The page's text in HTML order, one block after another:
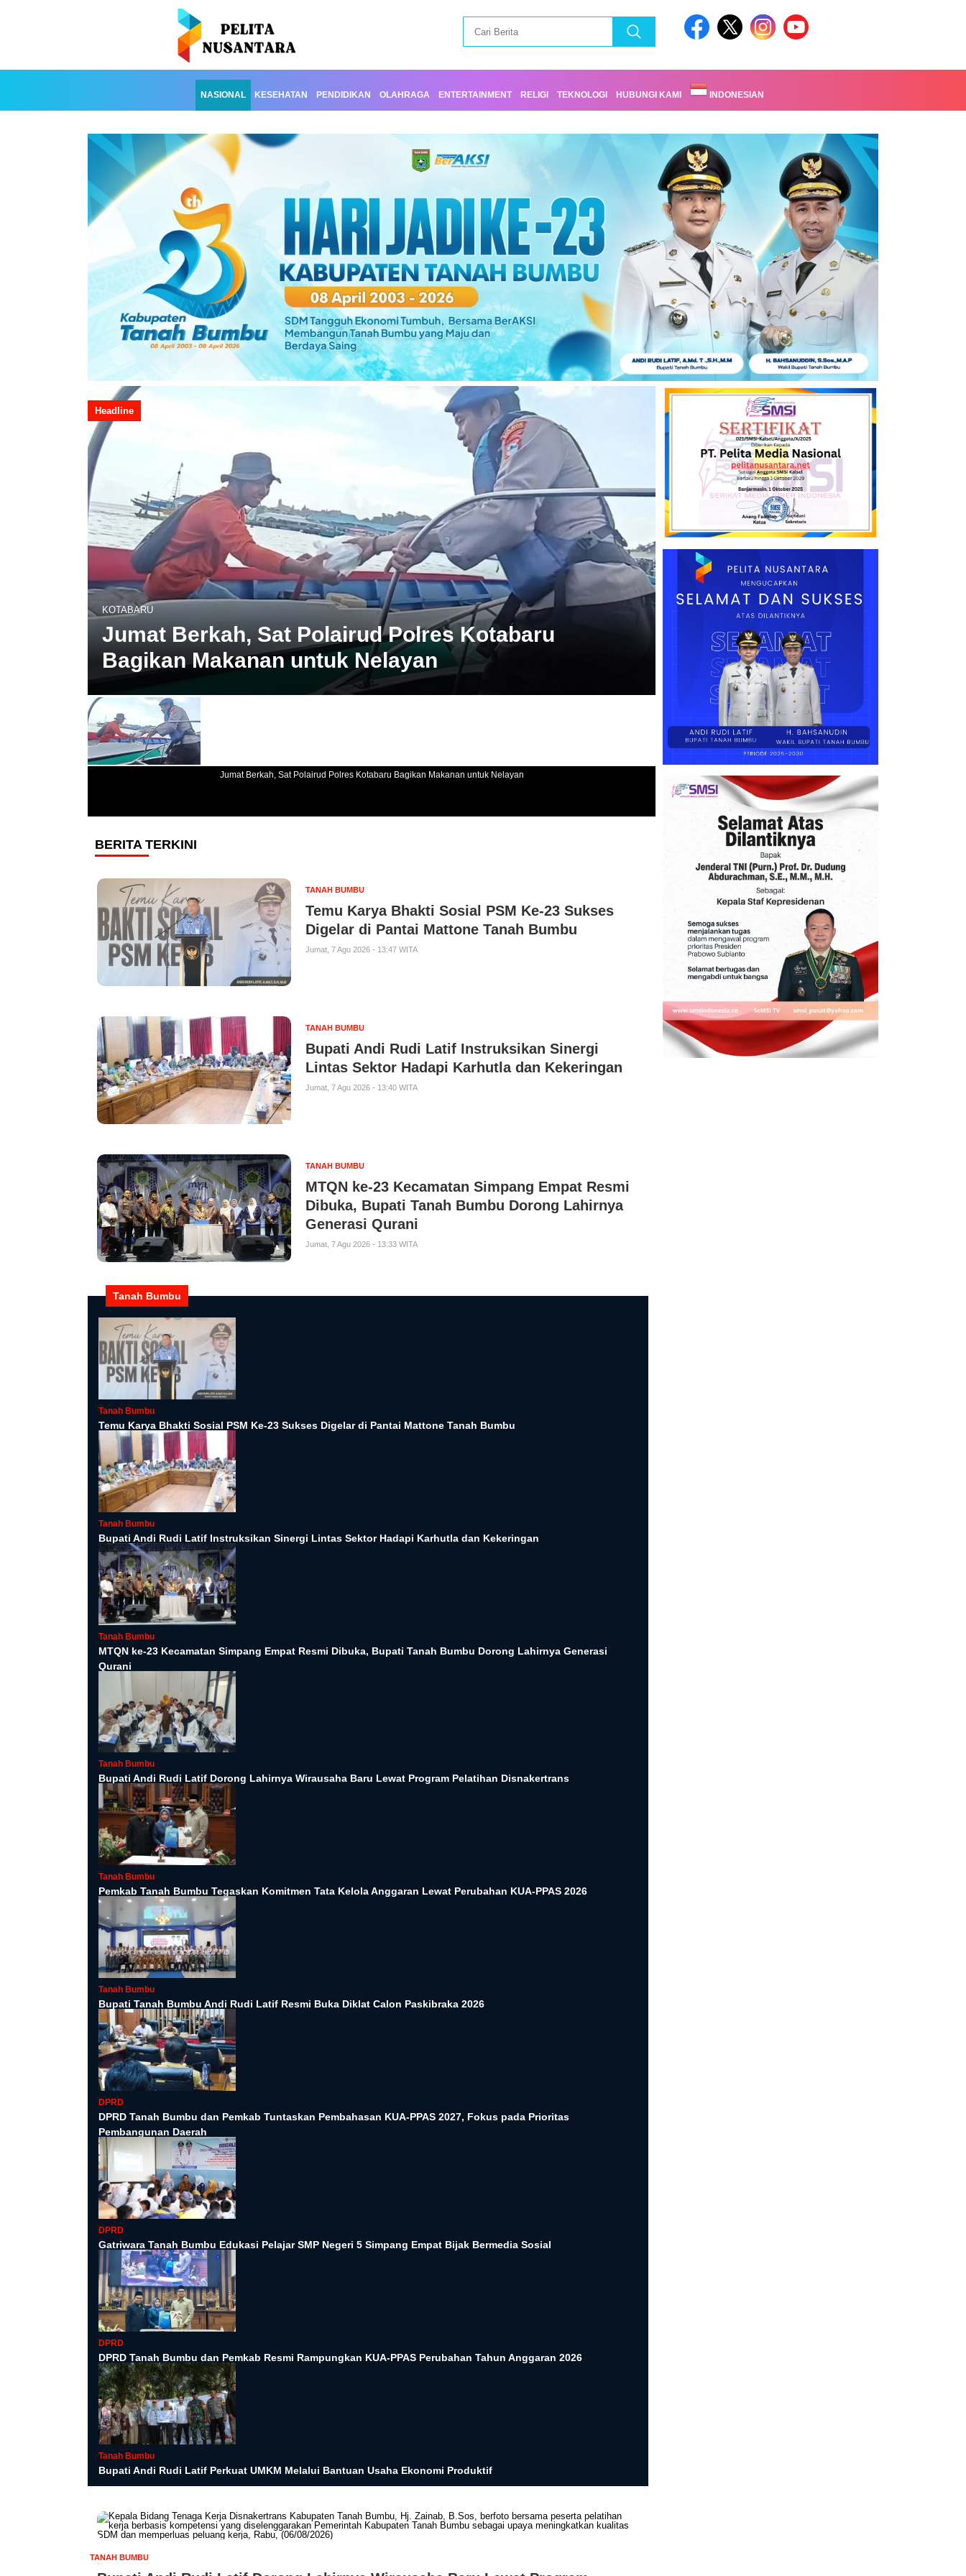
NASIONAL KESEHATAN PENDIDIKAN OLAHRAGA ENTERTAINMENT RELIGI TEKNOLOGI HUBUNGI KAMI INDONESIAN
Headline
KOTABARU
Jumat Berkah, Sat Polairud Polres Kotabaru
Bagikan Makanan untuk Nelayan
Headline
Program Bedah Rumah
Hadirkan Harapan Baru
Jumat Berkah, Sat Polairud Polres Kotabaru Bagikan Makanan untuk Nelayan Program Bedah Rumah Bupati Andi Rudi Latif
BERITA TERKINI
TANAH BUMBU
Temu Karya Bhakti Sosial PSM Ke-23 Sukses
Digelar di Pantai Mattone Tanah Bumbu
Jumat, 7 Agu 2026 - 13:47 WITA
TANAH BUMBU
Bupati Andi Rudi Latif Instruksikan Sinergi
Lintas Sektor Hadapi Karhutla dan Kekeringan
Jumat, 7 Agu 2026 - 13:40 WITA
TANAH BUMBU
MTQN ke-23 Kecamatan Simpang Empat Resmi
Dibuka, Bupati Tanah Bumbu Dorong Lahirnya
Generasi Qurani
Jumat, 7 Agu 2026 - 13:33 WITA
Tanah Bumbu
Tanah Bumbu
Temu Karya Bhakti Sosial PSM Ke-23 Sukses Digelar di Pantai Mattone Tanah Bumbu
Tanah Bumbu
Bupati Andi Rudi Latif Instruksikan Sinergi Lintas Sektor Hadapi Karhutla dan Kekeringan
Tanah Bumbu
MTQN ke-23 Kecamatan Simpang Empat Resmi Dibuka, Bupati Tanah Bumbu Dorong Lahirnya Generasi
Qurani
Tanah Bumbu
Bupati Andi Rudi Latif Dorong Lahirnya Wirausaha Baru Lewat Program Pelatihan Disnakertrans
Tanah Bumbu
Pemkab Tanah Bumbu Tegaskan Komitmen Tata Kelola Anggaran Lewat Perubahan KUA-PPAS 2026
Tanah Bumbu
Bupati Tanah Bumbu Andi Rudi Latif Resmi Buka Diklat Calon Paskibraka 2026
DPRD
DPRD Tanah Bumbu dan Pemkab Tuntaskan Pembahasan KUA-PPAS 2027, Fokus pada Prioritas
Pembangunan Daerah
DPRD
Gatriwara Tanah Bumbu Edukasi Pelajar SMP Negeri 5 Simpang Empat Bijak Bermedia Sosial
DPRD
DPRD Tanah Bumbu dan Pemkab Resmi Rampungkan KUA-PPAS Perubahan Tahun Anggaran 2026
Tanah Bumbu
Bupati Andi Rudi Latif Perkuat UMKM Melalui Bantuan Usaha Ekonomi Produktif
TANAH BUMBU